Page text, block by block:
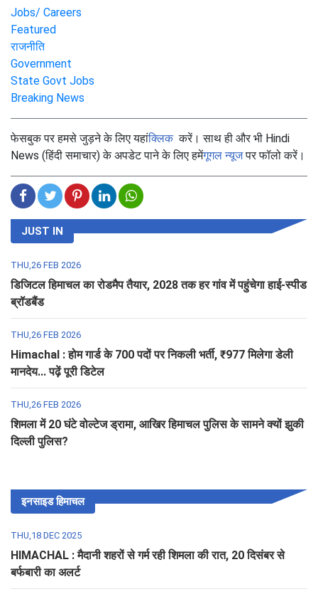
Jobs/ Careers
Featured
राजनीति
Government
State Govt Jobs
Breaking News
फेसबुक पर हमसे जुड़ने के लिए यहांक्लिककरें। साथ ही और भी Hindi
News (हिंदी समाचार) के अपडेट पाने के लिए हमेंगूगल न्यूजपर फॉलो करें।
JUST IN
THU,26 FEB 2026
डिजिटल हिमाचल का रोडमैप तैयार, 2028 तक हर गांव में पहुंचेगा हाई-स्पीड
ब्रॉडबैंड
THU,26 FEB 2026
Himachal : होम गार्ड के 700 पदों पर निकली भर्ती, ₹977 मिलेगा डेली
मानदेय... पढ़ें पूरी डिटेल
THU,26 FEB 2026
शिमला में 20 घंटे वोल्टेज ड्रामा, आखिर हिमाचल पुलिस के सामने क्यों झुकी
दिल्ली पुलिस?
इनसाइड हिमाचल
THU,18 DEC 2025
HIMACHAL : मैदानी शहरों से गर्म रही शिमला की रात, 20 दिसंबर से
बर्फबारी का अलर्ट